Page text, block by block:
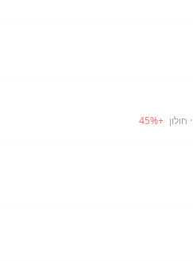
· חולון +
45%